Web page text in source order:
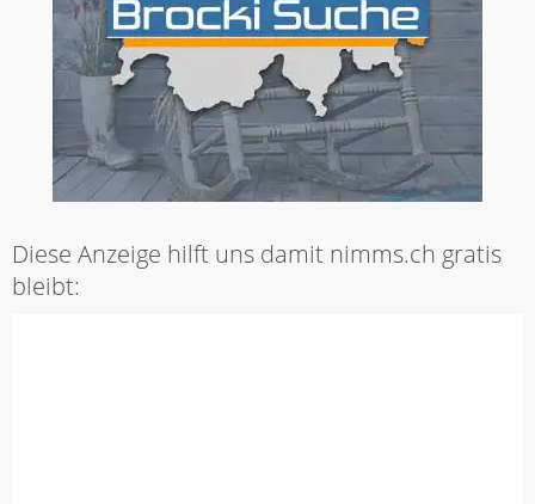
Diese Anzeige hilft uns damit nimms.ch gratis
bleibt: